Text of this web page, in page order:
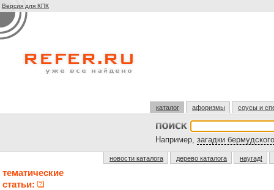
Версия для КПК
каталог афоризмы соусы и
Например, загадки
новости каталога дерево каталога наугад!
тематические
статьи: